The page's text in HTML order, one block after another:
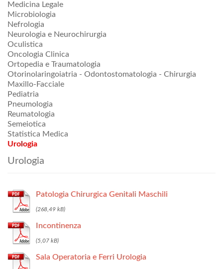
Medicina Legale
Microbiologia
Nefrologia
Neurologia e Neurochirurgia
Oculistica
Oncologia Clinica
Ortopedia e Traumatologia
Otorinolaringoiatria - Odontostomatologia - Chirurgia
Maxillo-Facciale
Pediatria
Pneumologia
Reumatologia
Semeiotica
Statistica Medica
Urologia
Urologia
Patologia Chirurgica Genitali Maschili
Incontinenza
Sala Operatoria e Ferri Urologia